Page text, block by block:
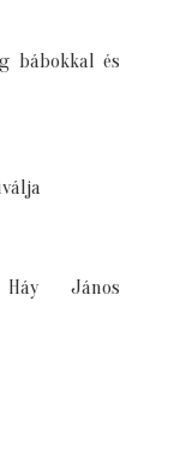
bábokkal és
Háy János